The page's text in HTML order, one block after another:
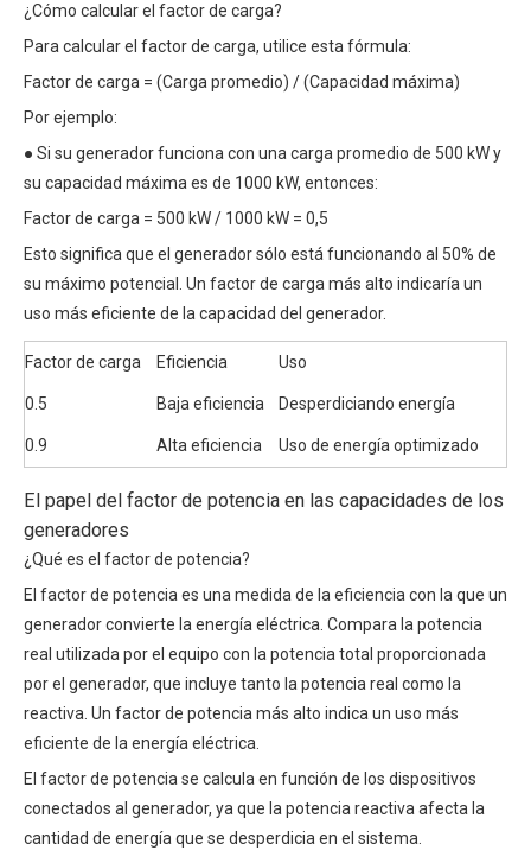
¿Cómo calcular el factor de carga?
Para calcular el factor de carga, utilice esta fórmula:
Factor de carga = (Carga promedio) / (Capacidad máxima)
Por ejemplo:
● Si su generador funciona con una carga promedio de 500 kW y
su capacidad máxima es de 1000 kW, entonces:
Factor de carga = 500 kW / 1000 kW = 0,5
Esto significa que el generador sólo está funcionando al 50% de
su máximo potencial. Un factor de carga más alto indicaría un
uso más eficiente de la capacidad del generador.
Factor de carga Eficiencia Uso
0.5 Baja eficiencia Desperdiciando energía
0.9 Alta eficiencia Uso de energía optimizado
El papel del factor de potencia en las capacidades de los
generadores
¿Qué es el factor de potencia?
El factor de potencia es una medida de la eficiencia con la que un
generador convierte la energía eléctrica. Compara la potencia
real utilizada por el equipo con la potencia total proporcionada
por el generador, que incluye tanto la potencia real como la
reactiva. Un factor de potencia más alto indica un uso más
eficiente de la energía eléctrica.
El factor de potencia se calcula en función de los dispositivos
conectados al generador, ya que la potencia reactiva afecta la
cantidad de energía que se desperdicia en el sistema.